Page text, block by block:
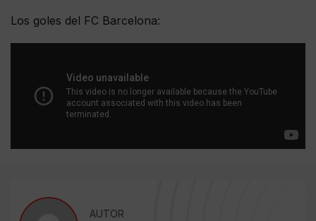
Los goles del FC Barcelona:
AUTOR